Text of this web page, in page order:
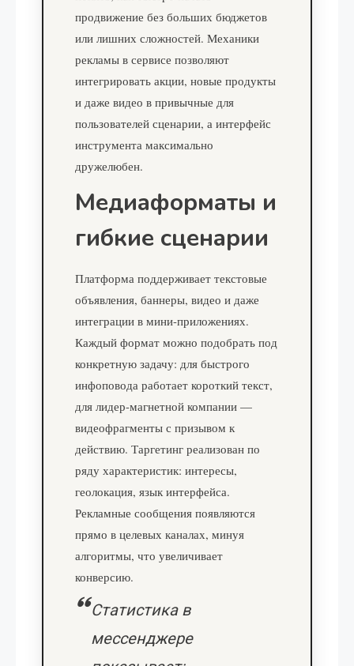
продвижение без больших бюджетов
или лишних сложностей. Механики
рекламы в сервисе позволяют
интегрировать акции, новые продукты
и даже видео в привычные для
пользователей сценарии, а интерфейс
инструмента максимально
дружелюбен.
Медиаформаты и
гибкие сценарии
Платформа поддерживает текстовые
объявления, баннеры, видео и даже
интеграции в мини-приложениях.
Каждый формат можно подобрать под
конкретную задачу: для быстрого
инфоповода работает короткий текст,
для лидер-магнетной компании —
видеофрагменты с призывом к
действию. Таргетинг реализован по
ряду характеристик: интересы,
геолокация, язык интерфейса.
Рекламные сообщения появляются
прямо в целевых каналах, минуя
алгоритмы, что увеличивает
конверсию.
Статистика в
мессенджере